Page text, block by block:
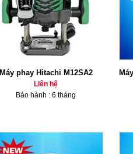
Máy phay Hitachi M12SA2
Liên hệ
Bảo hành : 6 tháng